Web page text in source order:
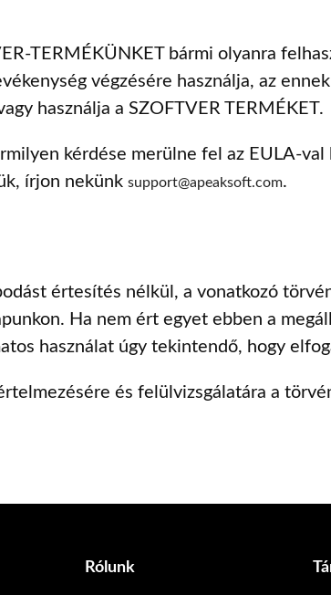
TERMÉKÜNKET bármi olyanra
végzésére használja, az
használja a SZOFTVER TERMÉKET.
kérdése merülne fel az EULA-val
írjon nekünk support@apeaksoft.com.
értesítés nélkül, a vonatkozó
Ha nem ért egyet ebben a
használat úgy tekintendő, hogy
és felülvizsgálatára a
Rólunk